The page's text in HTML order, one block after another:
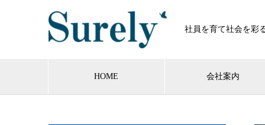
社員を育て社会を彩
HOME 会社案内